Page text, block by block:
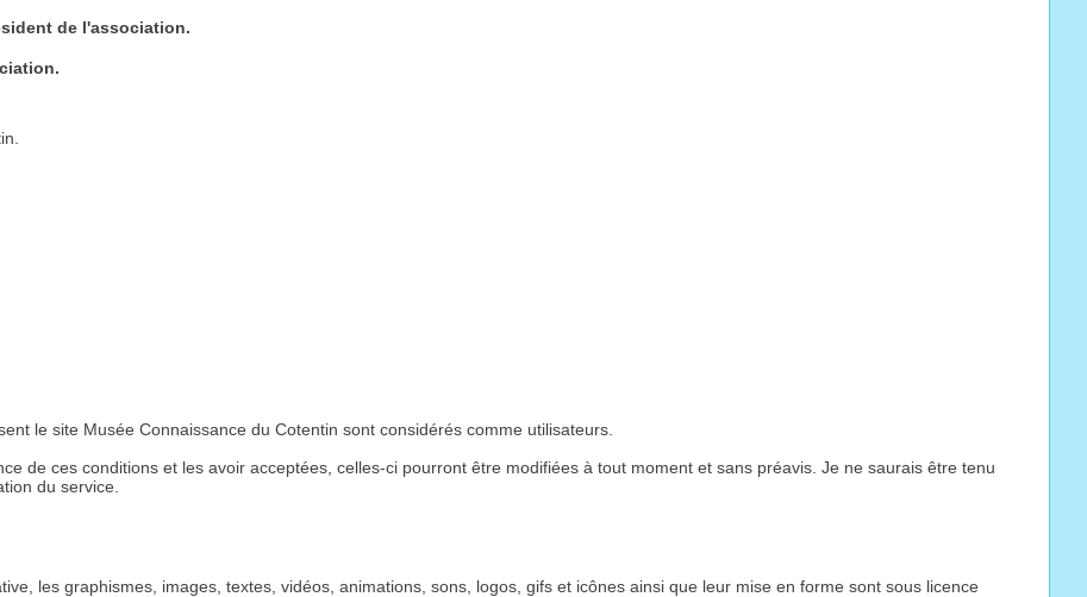
de l'association.
le site Musée Connaissance du Cotentin sont considérés comme utilisateurs.
de ces conditions et les avoir acceptées, celles-ci pourront être modifiées à tout moment et sans préavis. Je ne saurais être tenu
du service.
les graphismes, images, textes, vidéos, animations, sons, logos, gifs et icônes ainsi que leur mise en forme sont sous licence